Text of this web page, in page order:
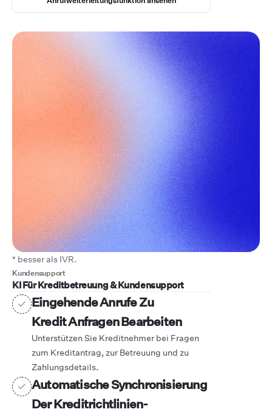
* besser als IVR.
Kundensupport
KI Für Kreditbetreuung & Kundensupport
Eingehende Anrufe Zu
Kredit Anfragen Bearbeiten
Unterstützen Sie Kreditnehmer bei Fragen
zum Kreditantrag, zur Betreuung und zu
Zahlungsdetails.
Automatische Synchronisierung
Der Kreditrichtlinien-